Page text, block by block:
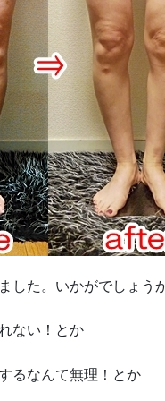
した。いかがでしょう
ない！とか
るなんて無理！とか